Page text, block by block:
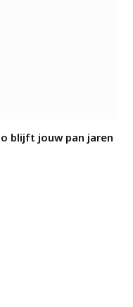
blijft jouw pan jaren